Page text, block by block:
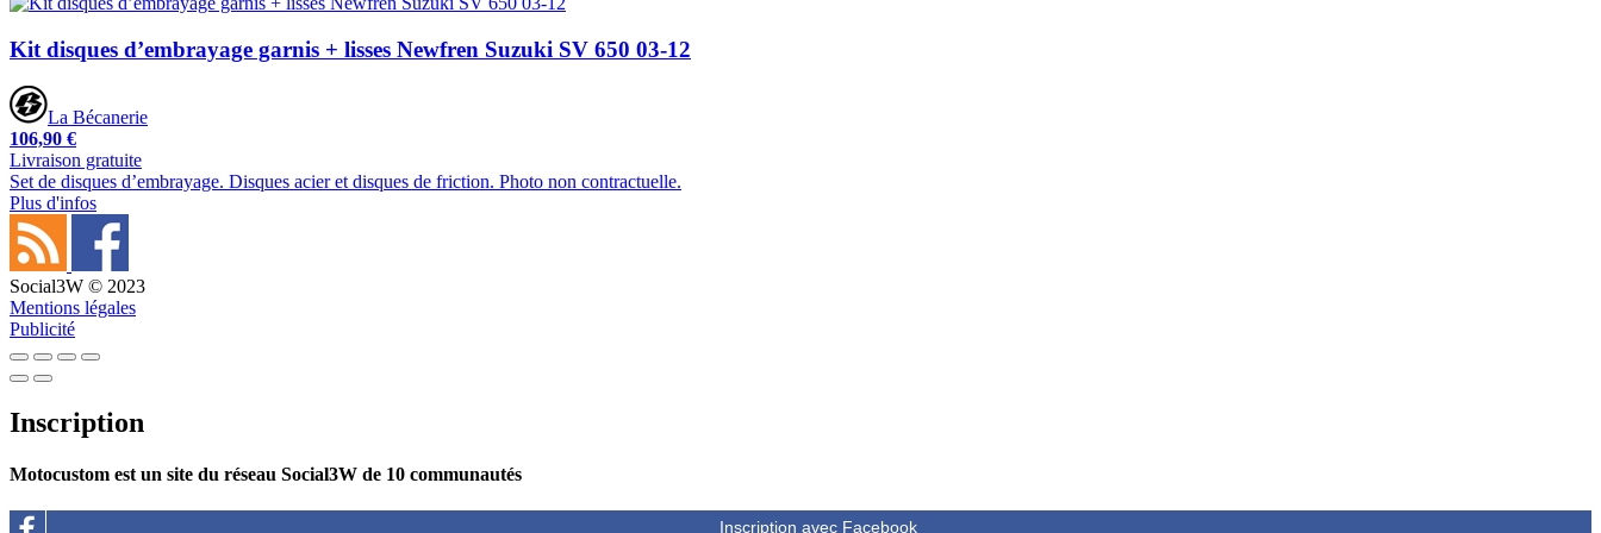
Kit disques d’embrayage garnis + lisses Newfren Suzuki SV 650 03-12
La Bécanerie
106,90 €
Livraison gratuite
Set de disques d’embrayage. Disques acier et disques de friction. Photo non contractuelle.
Plus d'infos
Social3W © 2023
Mentions légales
Publicité
Inscription
Motocustom est un site du réseau Social3W de 10 communautés